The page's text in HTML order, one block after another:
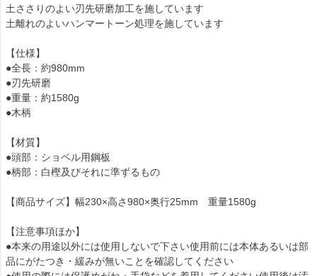
土ささりのよい刃先研磨加工を施しています
土離れのよいハンマートーン処理を施しています
【仕様】
●全長：約980mm
●刃先研磨
●重量：約1580g
●木柄
【材質】
●頭部：ショベル用鋼板
●柄部：白樫及びそれに準ずるもの
【商品サイズ】幅230×高さ980×奥行25mm 重量1580g
【注意事項ほか】
●本来の用途以外には使用しないで下さい使用前には本体あるいは部
品にがたつき・緩みが無いことを確認してください